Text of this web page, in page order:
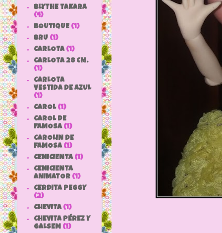
BLYTHE TAKARA
(4)
BOUTIQUE (1)
BRU (1)
CARLOTA (1)
CARLOTA 28 CM.
(1)
CARLOTA
VESTIDA DE AZUL
(1)
CAROL (1)
CAROL DE
FAMOSA (1)
CAROLIN DE
FAMOSA (1)
CENICIENTA (1)
CENICIENTA
ANIMATOR (1)
CERDITA PEGGY
(2)
CHEVITA (1)
CHEVITA PÉREZ Y
GALSEM (1)